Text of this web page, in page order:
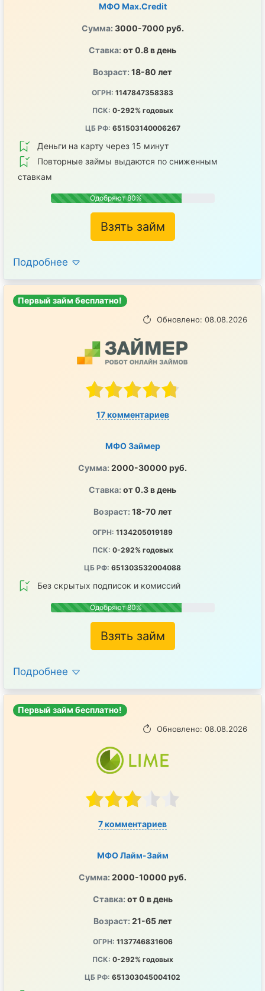
МФО Max.Credit
Сумма: 3000-7000 руб.
Ставка: от 0.8 в день
Возраст: 18-80 лет
ОГРН: 1147847358383
ПСК: 0-292% годовых
ЦБ РФ: 651503140006267
Деньги на карту через 15 минут
Повторные займы выдаются по сниженным
ставкам
Одобряют 80%
Взять займ
Подробнее
Первый займ бесплатно!
Обновлено: 08.08.2026
17 комментариев
МФО Займер
Сумма: 2000-30000 руб.
Ставка: от 0.3 в день
Возраст: 18-70 лет
ОГРН: 1134205019189
ПСК: 0-292% годовых
ЦБ РФ: 651303532004088
Без скрытых подписок и комиссий
Одобряют 80%
Взять займ
Подробнее
Первый займ бесплатно!
Обновлено: 08.08.2026
7 комментариев
МФО Лайм-Займ
Сумма: 2000-10000 руб.
Ставка: от 0 в день
Возраст: 21-65 лет
ОГРН: 1137746831606
ПСК: 0-292% годовых
ЦБ РФ: 651303045004102